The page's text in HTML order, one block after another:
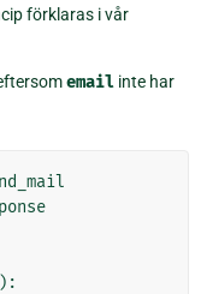
förklaras i vår
email inte har
):